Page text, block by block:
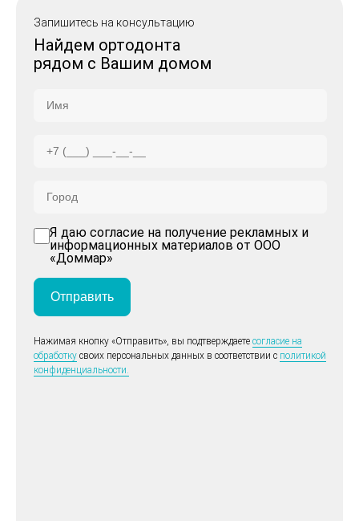
Запишитесь на консультацию
Найдем ортодонта
рядом с Вашим домом
Я даю согласие на получение рекламных и
информационных материалов от ООО
«Доммар»
Отправить
Нажимая кнопку «Отправить», вы подтверждаете согласие на
обработку своих персональных данных в соответствии с политикой
конфиденциальности.